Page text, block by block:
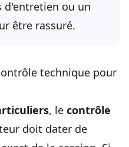
d'entretien ou un
être rassuré.
technique pour
, le contrôle
doit dater de